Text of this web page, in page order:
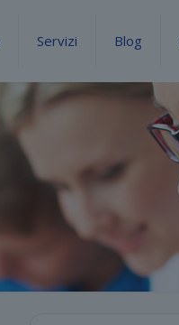
Servizi Blog